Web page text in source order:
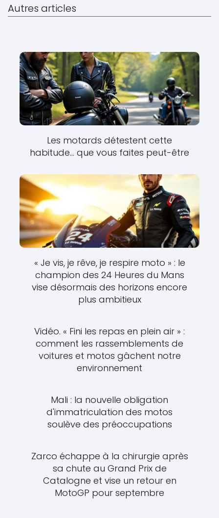
Autres articles
Les motards détestent cette
habitude… que vous faites peut-être
« Je vis, je rêve, je respire moto » : le
champion des 24 Heures du Mans
vise désormais des horizons encore
plus ambitieux
Vidéo. « Fini les repas en plein air » :
comment les rassemblements de
voitures et motos gâchent notre
environnement
Mali : la nouvelle obligation
d'immatriculation des motos
soulève des préoccupations
Zarco échappe à la chirurgie après
sa chute au Grand Prix de
Catalogne et vise un retour en
MotoGP pour septembre